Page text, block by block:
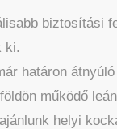
biztosítási
ki.
határon
működő
helyi